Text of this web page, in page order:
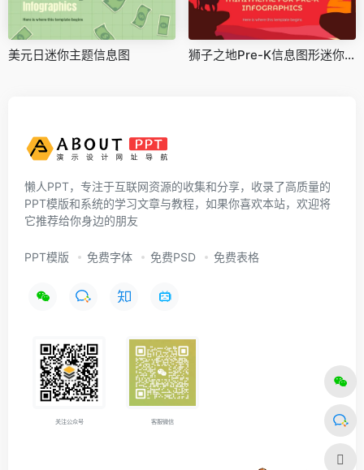
美元日迷你主题信息图 狮子之地Pre-K信息图形迷你主题
懒人PPT，专注于互联网资源的收集和分享，收录了高质量的
PPT模版和系统的学习文章与教程，如果你喜欢本站，欢迎将
它推荐给你身边的朋友
PPT模版 免费字体 免费PSD 免费表格
关注公众号 客服微信